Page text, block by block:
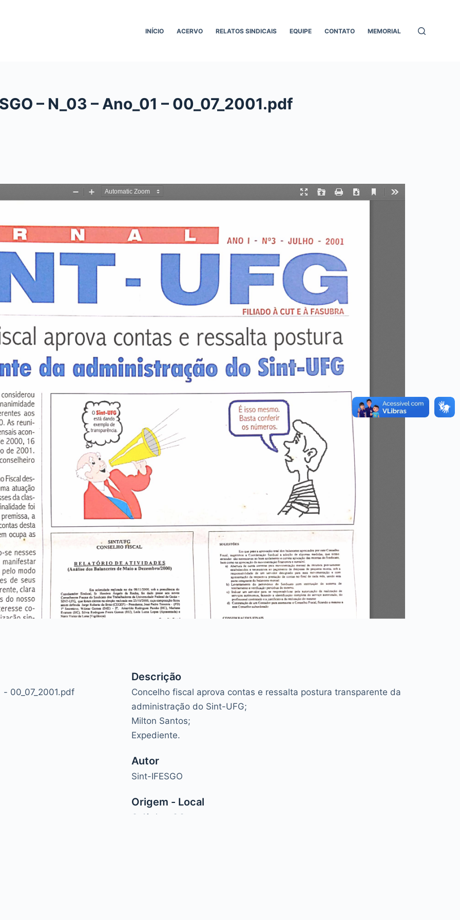
INÍCIO ACERVO RELATOS SINDICAIS EQUIPE CONTATO MEMORIAL
– N_03 – Ano_01 – 00_07_2001.pdf
00_07_2001.pdf
Descrição
Concelho fiscal aprova contas e ressalta postura transparente da
administração do Sint-UFG;
Milton Santos;
Expediente.
Autor
Sint-IFESGO
Origem - Local
Goiânia - GO